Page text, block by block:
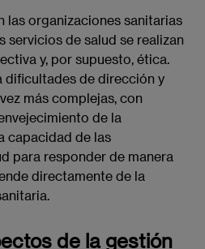
las organizaciones sanitarias
servicios de salud se realizan
y, por supuesto, ética.
dificultades de dirección y
más complejas, con
de la
capacidad de las
para responder de manera
directamente de la
de la gestión